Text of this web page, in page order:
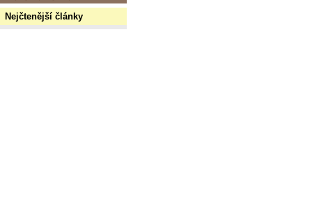
Nejčtenější články